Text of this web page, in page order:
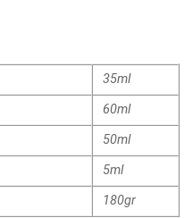
35ml
60ml
50ml
5ml
180gr